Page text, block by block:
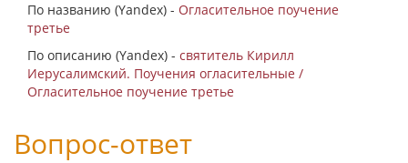
По названию (Yandex) - Огласительное поучение
третье
По описанию (Yandex) - святитель Кирилл
Иерусалимский. Поучения огласительные /
Огласительное поучение третье
Вопрос-ответ